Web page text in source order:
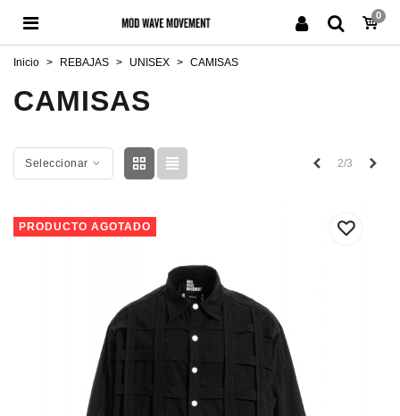
0
Inicio > REBAJAS > UNISEX > CAMISAS
CAMISAS
Seleccionar Anterior
2/3
PRODUCTO AGOTADO